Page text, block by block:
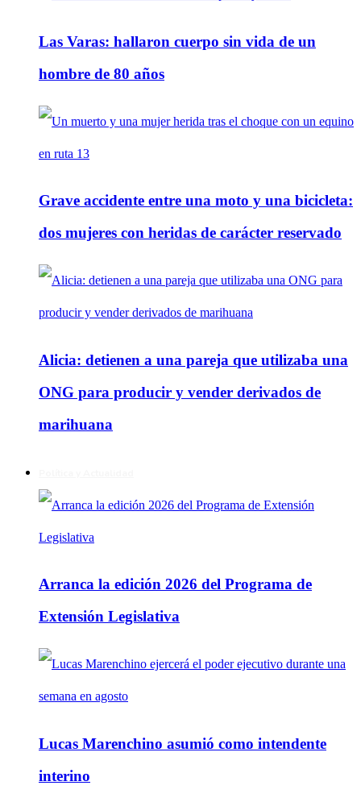
Las Varas: hallaron cuerpo sin vida de un
hombre de 80 años
Grave accidente entre una moto y una bicicleta:
dos mujeres con heridas de carácter reservado
Alicia: detienen a una pareja que utilizaba una
ONG para producir y vender derivados de
marihuana
Arranca la edición 2026 del Programa de
Extensión Legislativa
Lucas Marenchino asumió como intendente
interino